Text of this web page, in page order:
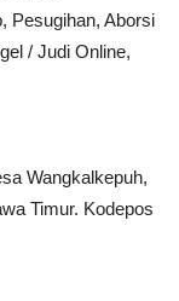
Pesugihan, Aborsi
/ Judi Online,
Wangkalkepuh,
Timur. Kodepos